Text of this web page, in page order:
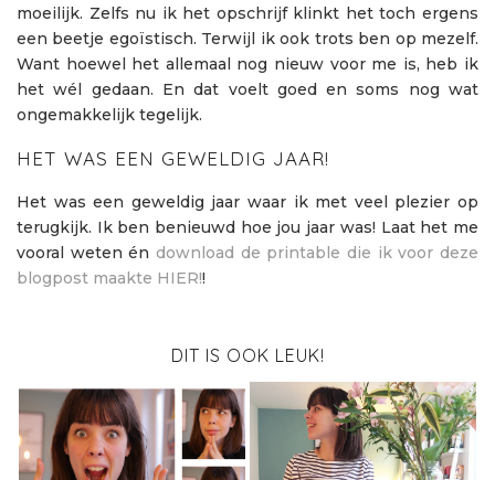
moeilijk. Zelfs nu ik het opschrijf klinkt het toch ergens
een beetje egoïstisch. Terwijl ik ook trots ben op mezelf.
Want hoewel het allemaal nog nieuw voor me is, heb ik
het wél gedaan. En dat voelt goed en soms nog wat
ongemakkelijk tegelijk.
HET WAS EEN GEWELDIG JAAR!
Het was een geweldig jaar waar ik met veel plezier op
terugkijk. Ik ben benieuwd hoe jou jaar was! Laat het me
vooral weten én download de printable die ik voor deze
blogpost maakte HIER!!
DIT IS OOK LEUK!